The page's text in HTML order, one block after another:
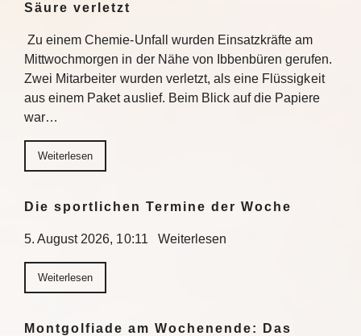
Säure verletzt
Zu einem Chemie-Unfall wurden Einsatzkräfte am
Mittwochmorgen in der Nähe von Ibbenbüren gerufen.
Zwei Mitarbeiter wurden verletzt, als eine Flüssigkeit
aus einem Paket auslief. Beim Blick auf die Papiere
war…
Weiterlesen
Die sportlichen Termine der Woche
5. August 2026, 10:11 Weiterlesen
Weiterlesen
Montgolfiade am Wochenende: Das